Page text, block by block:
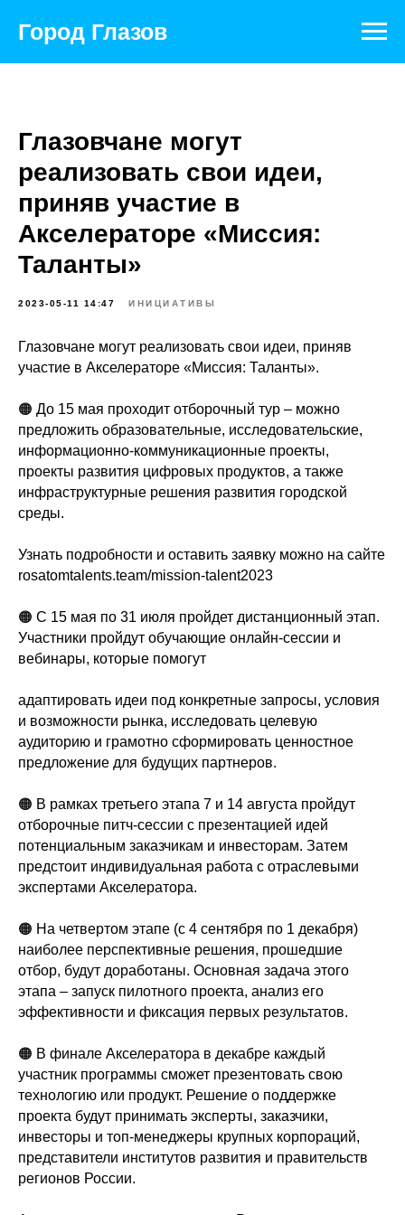
Город Глазов
Глазовчане могут
реализовать свои идеи,
приняв участие в
Акселераторе «Миссия:
Таланты»
2023-05-11 14:47 ИНИЦИАТИВЫ
Глазовчане могут реализовать свои идеи, приняв
участие в Акселераторе «Миссия: Таланты».
🟠 До 15 мая проходит отборочный тур – можно
предложить образовательные, исследовательские,
информационно-коммуникационные проекты,
проекты развития цифровых продуктов, а также
инфраструктурные решения развития городской
среды.
Узнать подробности и оставить заявку можно на сайте
rosatomtalents.team/mission-talent2023
🟠 С 15 мая по 31 июля пройдет дистанционный этап.
Участники пройдут обучающие онлайн-сессии и
вебинары, которые помогут
адаптировать идеи под конкретные запросы, условия
и возможности рынка, исследовать целевую
аудиторию и грамотно сформировать ценностное
предложение для будущих партнеров.
🟠 В рамках третьего этапа 7 и 14 августа пройдут
отборочные питч-сессии с презентацией идей
потенциальным заказчикам и инвесторам. Затем
предстоит индивидуальная работа с отраслевыми
экспертами Акселератора.
🟠 На четвертом этапе (с 4 сентября по 1 декабря)
наиболее перспективные решения, прошедшие
отбор, будут доработаны. Основная задача этого
этапа – запуск пилотного проекта, анализ его
эффективности и фиксация первых результатов.
🟠 В финале Акселератора в декабре каждый
участник программы сможет презентовать свою
технологию или продукт. Решение о поддержке
проекта будут принимать эксперты, заказчики,
инвесторы и топ-менеджеры крупных корпораций,
представители институтов развития и правительств
регионов России.